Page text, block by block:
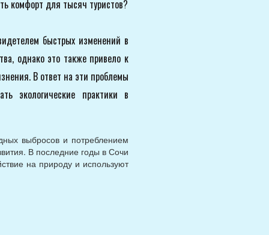
комфорт для тысяч туристов?
быстрых изменений в
однако это также привело к
В ответ на эти проблемы
экологические практики в
выбросов и потреблением
В последние годы в Сочи
на природу и используют